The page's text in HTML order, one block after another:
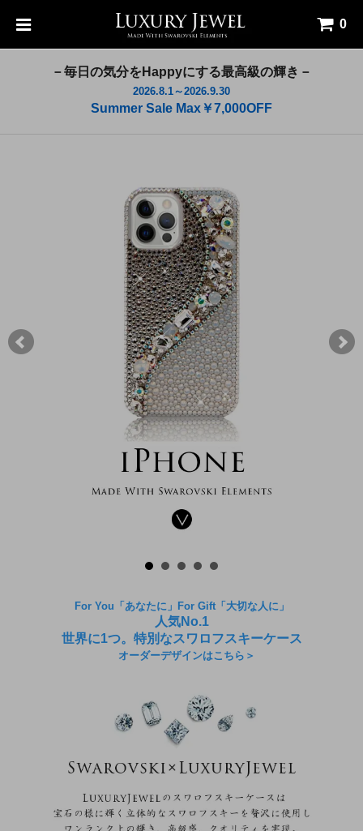
0
－毎日の気分をHappyにする最高級の輝き－
2026.8.1～2026.9.30
Summer Sale Max￥7,000OFF
For You「あなたに」For Gift「大切な人に」
人気No.1
世界に1つ。特別なスワロフスキーケース
オーダーデザインはこちら＞